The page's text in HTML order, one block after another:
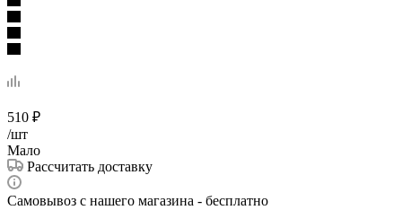
510 ₽
/шт
Мало
Рассчитать доставку
Самовывоз с нашего магазина - бесплатно